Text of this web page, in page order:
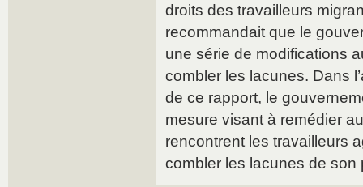
droits des travailleurs
recommandait que le
une série de modifications
combler les lacunes. Dans
de ce rapport, le
mesure visant à remédier
rencontrent les travailleurs
combler les lacunes de son